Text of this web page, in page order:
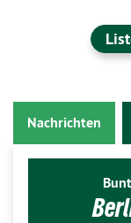
Nachrichten